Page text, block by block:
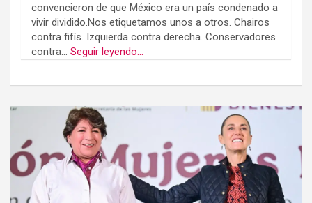
convencieron de que México era un país condenado a
vivir dividido.Nos etiquetamos unos a otros. Chairos
contra fifís. Izquierda contra derecha. Conservadores
contra... Seguir leyendo...